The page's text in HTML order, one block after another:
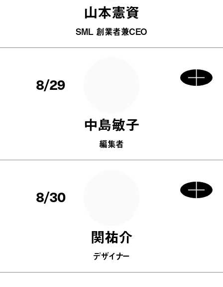
山本憲資
SML 創業者兼CEO
8/29
中島敏子
編集者
8/30
関祐介
デザイナー